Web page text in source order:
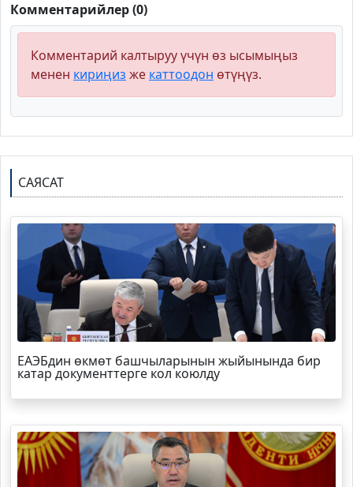
Комментарийлер (0)
Комментарий калтыруу үчүн өз ысымыңыз
менен кириңиз же каттоодон өтүңүз.
САЯСАТ
ЕАЭБдин өкмөт башчыларынын жыйынында бир
катар документтерге кол коюлду